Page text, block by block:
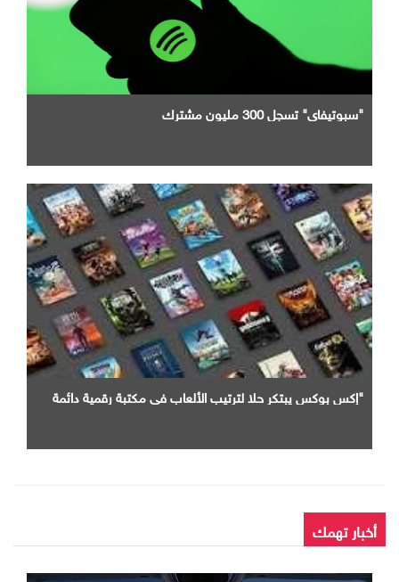
"سبوتيفاي" تسجل 300 مليون مشترك
"إكس بوكس يبتكر حلا لترتيب الألعاب في مكتبة رقمية دائمة
أخبار تهمك